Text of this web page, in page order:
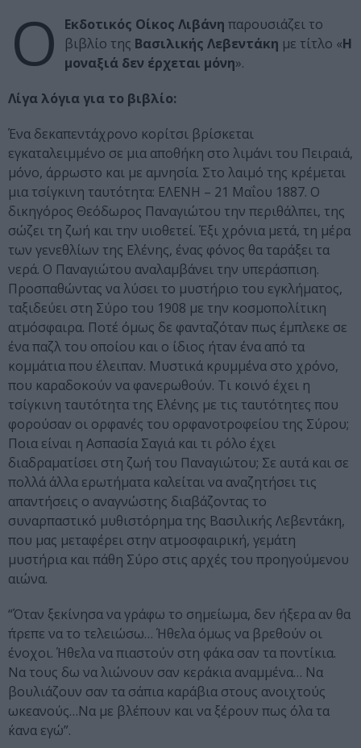
Ο Εκδοτικός Οίκος Λιβάνη παρουσιάζει το
βιβλίο της Βασιλικής Λεβεντάκη με τίτλο «Η
μοναξιά δεν έρχεται μόνη».
Λίγα λόγια για το βιβλίο:
Ένα δεκαπεντάχρονο κορίτσι βρίσκεται
εγκαταλειμμένο σε μια αποθήκη στο λιμάνι του Πειραιά,
μόνο, άρρωστο και με αμνησία. Στο λαιμό της κρέμεται
μια τσίγκινη ταυτότητα: ΕΛΕΝΗ – 21 Μαΐου 1887. Ο
δικηγόρος Θεόδωρος Παναγιώτου την περιθάλπει, της
σώζει τη ζωή και την υιοθετεί. Έξι χρόνια μετά, τη μέρα
των γενεθλίων της Ελένης, ένας φόνος θα ταράξει τα
νερά. Ο Παναγιώτου αναλαμβάνει την υπεράσπιση.
Προσπαθώντας να λύσει το μυστήριο του εγκλήματος,
ταξιδεύει στη Σύρο του 1908 με την κοσμοπολίτικη
ατμόσφαιρα. Ποτέ όμως δε φανταζόταν πως έμπλεκε σε
ένα παζλ του οποίου και ο ίδιος ήταν ένα από τα
κομμάτια που έλειπαν. Μυστικά κρυμμένα στο χρόνο,
που καραδοκούν να φανερωθούν. Τι κοινό έχει η
τσίγκινη ταυτότητα της Ελένης με τις ταυτότητες που
φορούσαν οι ορφανές του ορφανοτροφείου της Σύρου;
Ποια είναι η Ασπασία Σαγιά και τι ρόλο έχει
διαδραματίσει στη ζωή του Παναγιώτου; Σε αυτά και σε
πολλά άλλα ερωτήματα καλείται να αναζητήσει τις
απαντήσεις ο αναγνώστης διαβάζοντας το
συναρπαστικό μυθιστόρημα της Βασιλικής Λεβεντάκη,
που μας μεταφέρει στην ατμοσφαιρική, γεμάτη
μυστήρια και πάθη Σύρο στις αρχές του προηγούμενου
αιώνα.
“Όταν ξεκίνησα να γράφω το σημείωμα, δεν ήξερα αν θα
΄πρεπε να το τελειώσω… Ήθελα όμως να βρεθούν οι
ένοχοι. Ήθελα να πιαστούν στη φάκα σαν τα ποντίκια.
Να τους δω να λιώνουν σαν κεράκια αναμμένα… Να
βουλιάζουν σαν τα σάπια καράβια στους ανοιχτούς
ωκεανούς…Να με βλέπουν και να ξέρουν πως όλα τα
΄κανα εγώ”.